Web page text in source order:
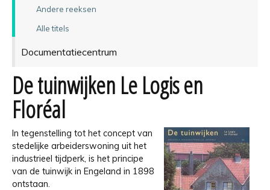
Andere reeksen
Alle titels
Documentatiecentrum
De tuinwijken Le Logis en
Floréal
In tegenstelling tot het concept van
stedelijke arbeiderswoning uit het
industrieel tijdperk, is het principe
van de tuinwijk in Engeland in 1898
ontstaan.